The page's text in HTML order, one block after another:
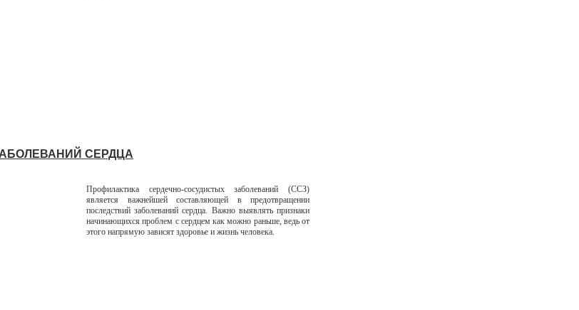
СЕРДЦА
Профилактика сердечно-сосудистых заболеваний (ССЗ)
является важнейшей составляющей в предотвращении
последствий заболеваний сердца. Важно выявлять признаки
начинающихся проблем с сердцем как можно раньше, ведь от
этого напрямую зависят здоровье и жизнь человека.